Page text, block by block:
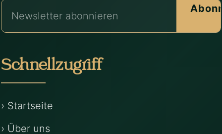
Schnellzugriff
› Startseite
› Über uns